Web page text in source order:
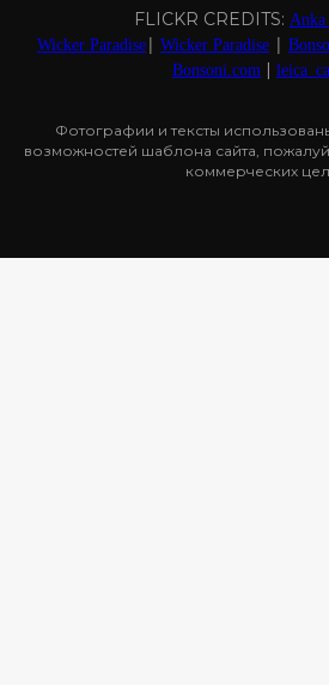
FLICKR CREDITS: Anka
Wicker Paradise | Wicker Paradise |
Bonsoni.com |
Фотографии и тексты
возможностей шаблона сайта,
коммерческих